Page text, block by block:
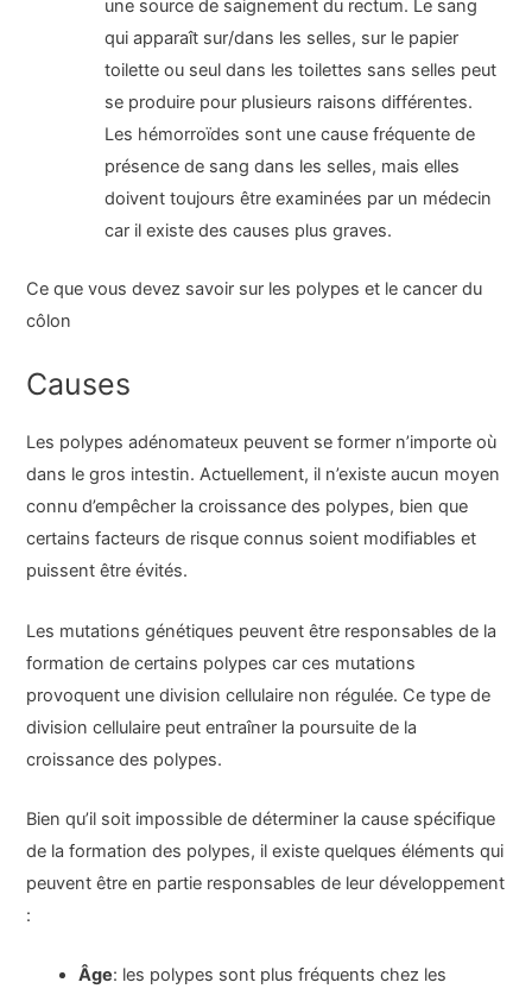
une source de saignement du rectum. Le sang
qui apparaît sur/dans les selles, sur le papier
toilette ou seul dans les toilettes sans selles peut
se produire pour plusieurs raisons différentes.
Les hémorroïdes sont une cause fréquente de
présence de sang dans les selles, mais elles
doivent toujours être examinées par un médecin
car il existe des causes plus graves.
Ce que vous devez savoir sur les polypes et le cancer du
côlon
Causes
Les polypes adénomateux peuvent se former n’importe où
dans le gros intestin. Actuellement, il n’existe aucun moyen
connu d’empêcher la croissance des polypes, bien que
certains facteurs de risque connus soient modifiables et
puissent être évités.
Les mutations génétiques peuvent être responsables de la
formation de certains polypes car ces mutations
provoquent une division cellulaire non régulée. Ce type de
division cellulaire peut entraîner la poursuite de la
croissance des polypes.
Bien qu’il soit impossible de déterminer la cause spécifique
de la formation des polypes, il existe quelques éléments qui
peuvent être en partie responsables de leur développement
:
Âge: les polypes sont plus fréquents chez les